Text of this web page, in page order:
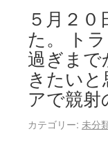
５月２
た。 ト
過ぎま
きたい
アで競
カテゴリー: 未分